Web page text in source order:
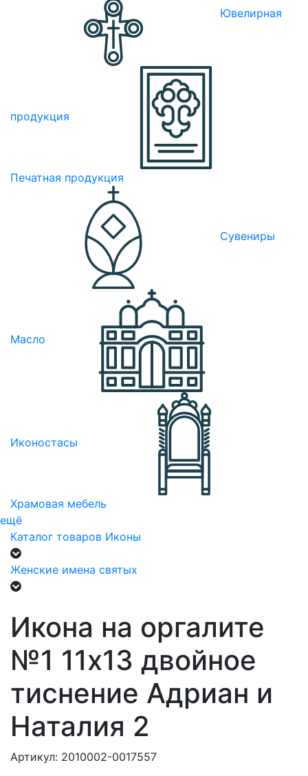
Ювелирная
продукция
Печатная продукция
Сувениры
Масло
Иконостасы
Храмовая мебель
ещё
Каталог товаров Иконы
Женские имена святых
Икона на оргалите
№1 11х13 двойное
тиснение Адриан и
Наталия 2
Артикул: 2010002-0017557